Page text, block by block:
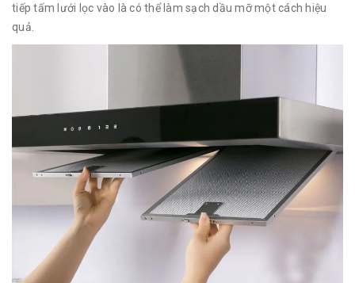
tiếp tấm lưới lọc vào là có thể làm sạch dầu mỡ một cách hiệu
quả.